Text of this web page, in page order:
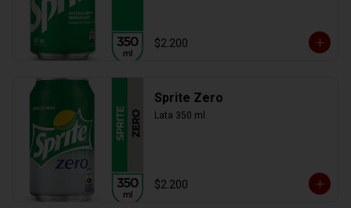
$2.200
Sprite Zero
Lata 350 ml.
$2.200